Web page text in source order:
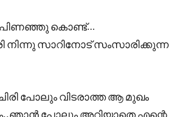
പിണഞ്ഞു കൊണ്ട്…
നിന്നു സാറിനോട് സംസാരിക്കുന്ന
പോലും വിടരാത്ത ആ മുഖം
പോലും അറിയാതെ എന്റെ